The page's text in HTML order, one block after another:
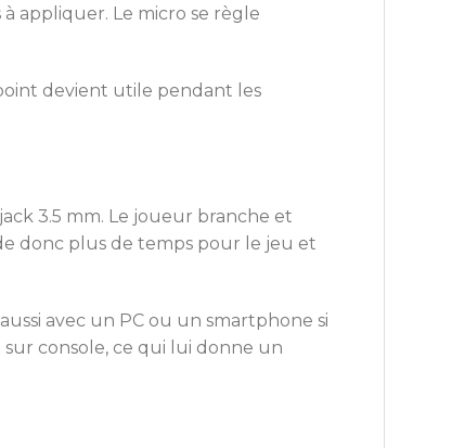
appliquer. Le micro se règle
devient utile pendant les
3.5 mm. Le joueur branche et
donc plus de temps pour le jeu et
avec un PC ou un smartphone si
console, ce qui lui donne un